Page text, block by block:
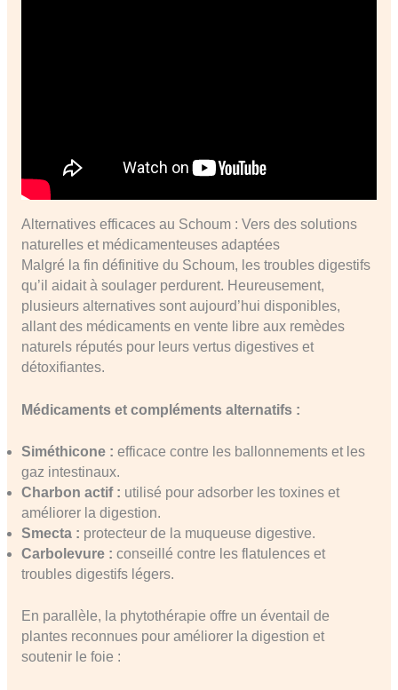
Alternatives efficaces au Schoum : Vers des solutions
naturelles et médicamenteuses adaptées
Malgré la fin définitive du Schoum, les troubles digestifs
qu’il aidait à soulager perdurent. Heureusement,
plusieurs alternatives sont aujourd’hui disponibles,
allant des médicaments en vente libre aux remèdes
naturels réputés pour leurs vertus digestives et
détoxifiantes.
Médicaments et compléments alternatifs :
Siméthicone : efficace contre les ballonnements et les
gaz intestinaux.
Charbon actif : utilisé pour adsorber les toxines et
améliorer la digestion.
Smecta : protecteur de la muqueuse digestive.
Carbolevure : conseillé contre les flatulences et
troubles digestifs légers.
En parallèle, la phytothérapie offre un éventail de
plantes reconnues pour améliorer la digestion et
soutenir le foie :